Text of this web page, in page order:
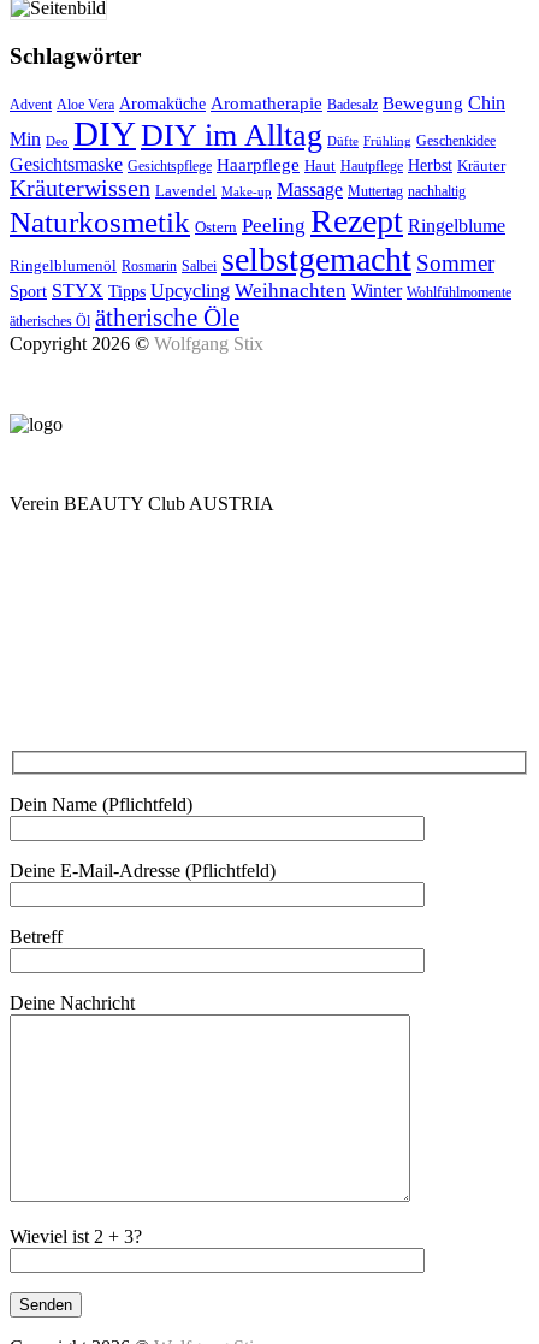
Schlagwörter
Advent Aloe Vera Aromaküche Aromatherapie Badesalz Bewegung Chin
Min Deo DIYDIY im Alltag Düfte Frühling Geschenkidee
Gesichtsmaske Gesichtspflege Haarpflege Haut Hautpflege Herbst Kräuter
Kräuterwissen Lavendel Make-up Massage Muttertag nachhaltig
Naturkosmetik Ostern Peeling Rezept Ringelblume
Ringelblumenöl Rosmarin Salbei selbstgemacht Sommer
Sport STYX Tipps Upcycling Weihnachten Winter Wohlfühlmomente
ätherisches Öl ätherische Öle
Copyright 2026 © Wolfgang Stix
Verein BEAUTY Club AUSTRIA
Dein Name (Pflichtfeld)
Deine E-Mail-Adresse (Pflichtfeld)
Betreff
Deine Nachricht
Wieviel ist 2 + 3?